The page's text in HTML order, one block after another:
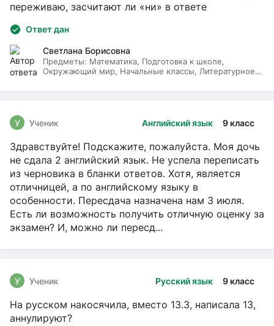
переживаю, засчитают ли «ни» в ответе
Ответ дан
Светлана Борисовна
Предметы: Математика, Подготовка к школе,
Окружающий мир, Начальные классы, Литературное
Английский язык 9 класс
У Ученик
Здравствуйте! Подскажите, пожалуйста. Моя дочь
не сдала 2 английский язык. Не успела переписать
из черновика в бланки ответов. Хотя, является
отличницей, а по английскому языку в
особенности. Пересдача назначена нам 3 июля.
Есть ли возможность получить отличную оценку за
экзамен? И, можно ли пересд...
Русский язык 9 класс
У Ученик
На русском накосячила, вместо 13.3, написала 13,
аннулируют?